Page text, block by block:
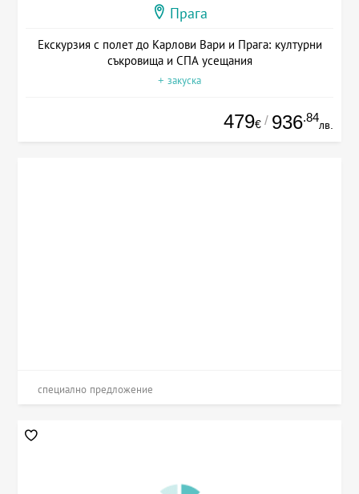
Прага
Екскурзия с полет до Карлови Вари и Прага: културни
съкровища и СПА усещания
+ закуска
479€ / 936.84
лв.
специално предложение